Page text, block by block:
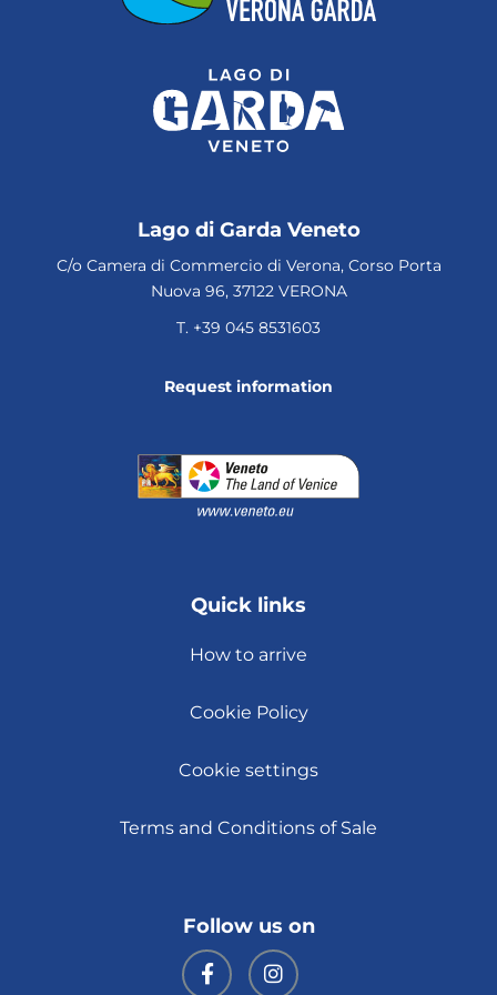
Lago di Garda Veneto
C/o Camera di Commercio di Verona, Corso Porta
Nuova 96, 37122 VERONA
T. +39 045 8531603
Request information
Quick links
How to arrive
Cookie Policy
Cookie settings
Terms and Conditions of Sale
Follow us on